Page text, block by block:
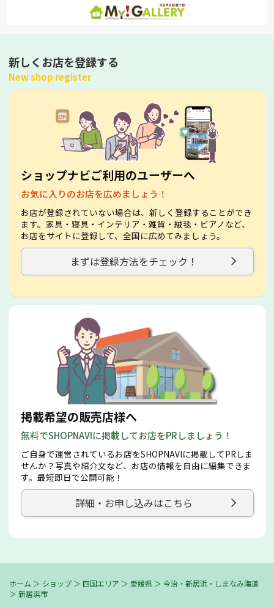
新しくお店を登録する
New shop register
ショップナビご利用のユーザーへ
お気に入りのお店を広めましょう！
お店が登録されていない場合は、新しく登録することができ
ます。家具・寝具・インテリア・雑貨・絨毯・ビアノなど、
お店をサイトに登録して、全国に広めてみましょう。
まずは登録方法をチェック！
掲載希望の販売店様へ
無料でSHOPNAVIに掲載してお店をPRしましょう！
ご自身で運営されているお店をSHOPNAVIに掲載してPRしま
せんか？写真や紹介文など、お店の情報を自由に編集できま
す。最短即日で公開可能！
詳細・お申し込みはこちら
ホーム ＞ ショップ ＞ 四国エリア ＞ 愛媛県 ＞ 今治・新居浜・しまなみ海道
＞ 新居浜市